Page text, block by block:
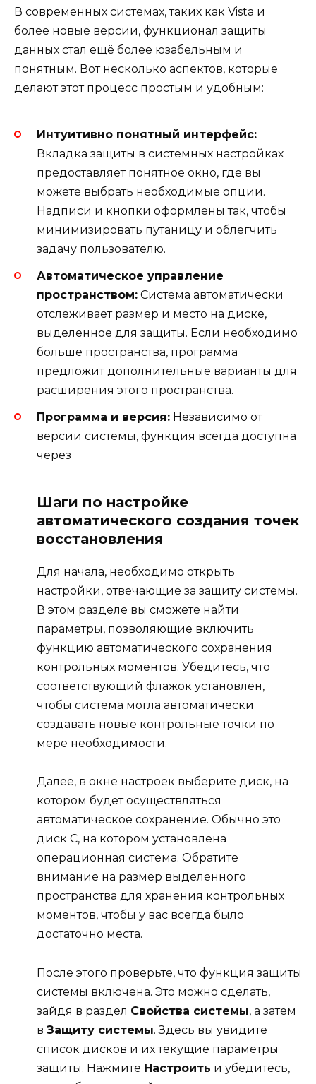
В современных системах, таких как Vista и
более новые версии, функционал защиты
данных стал ещё более юзабельным и
понятным. Вот несколько аспектов, которые
делают этот процесс простым и удобным:
Интуитивно понятный интерфейс:
Вкладка защиты в системных настройках
предоставляет понятное окно, где вы
можете выбрать необходимые опции.
Надписи и кнопки оформлены так, чтобы
минимизировать путаницу и облегчить
задачу пользователю.
Автоматическое управление
пространством: Система автоматически
отслеживает размер и место на диске,
выделенное для защиты. Если необходимо
больше пространства, программа
предложит дополнительные варианты для
расширения этого пространства.
Программа и версия: Независимо от
версии системы, функция всегда доступна
через
Шаги по настройке
автоматического создания точек
восстановления
Для начала, необходимо открыть
настройки, отвечающие за защиту системы.
В этом разделе вы сможете найти
параметры, позволяющие включить
функцию автоматического сохранения
контрольных моментов. Убедитесь, что
соответствующий флажок установлен,
чтобы система могла автоматически
создавать новые контрольные точки по
мере необходимости.
Далее, в окне настроек выберите диск, на
котором будет осуществляться
автоматическое сохранение. Обычно это
диск C, на котором установлена
операционная система. Обратите
внимание на размер выделенного
пространства для хранения контрольных
моментов, чтобы у вас всегда было
достаточно места.
После этого проверьте, что функция защиты
системы включена. Это можно сделать,
зайдя в раздел Свойства системы, а затем
в Защиту системы. Здесь вы увидите
список дисков и их текущие параметры
защиты. Нажмите Настроить и убедитесь,